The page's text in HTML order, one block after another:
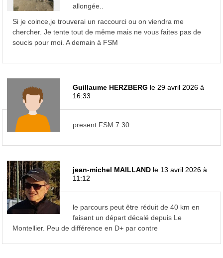
allongée..
Si je coince,je trouverai un raccourci ou on viendra me
chercher. Je tente tout de même mais ne vous faites pas de
soucis pour moi. A demain à FSM
Guillaume HERZBERG le 29 avril 2026 à
16:33
present FSM 7 30
jean-michel MAILLAND le 13 avril 2026 à
11:12
le parcours peut être réduit de 40 km en
faisant un départ décalé depuis Le
Montellier. Peu de différence en D+ par contre